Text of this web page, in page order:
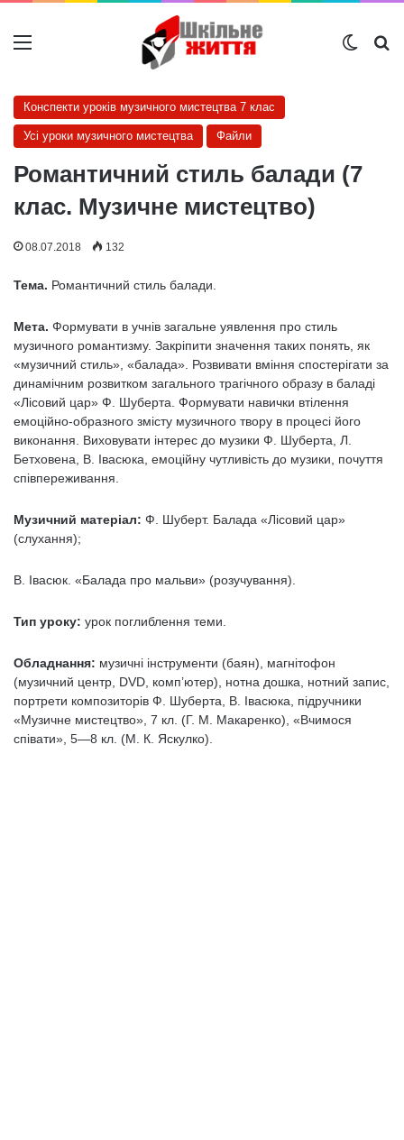
Меню
Конспекти уроків музичного мистецтва 7 клас
Усі уроки музичного мистецтва Файли
Романтичний стиль балади (7
клас. Музичне мистецтво)
08.07.2018 132
Тема. Романтичний стиль балади.
Мета. Формувати в учнів загальне уявлення про стиль
музичного романтизму. Закріпити значення та­ких понять, як
«музичний стиль», «балада». Роз­вивати вміння спостерігати за
динамічним роз­витком загального трагічного образу в баладі
«Лісовий цар» Ф. Шуберта. Формувати навички втілення
емоційно-образного змісту музичного твору в процесі його
виконання. Виховувати ін­терес до музики Ф. Шуберта, Л.
Бетховена, В. Івасюка, емоційну чутливість до музики, почуття
співпереживання.
Музичний матеріал: Ф. Шуберт. Балада «Лісовий цар»
(слухання);
В. Івасюк. «Балада про мальви» (розучування).
Тип уроку: урок поглиблення теми.
Обладнання: музичні інструменти (баян), магнітофон
(музичний центр, DVD, комп’ютер), нотна дошка, нотний запис,
портрети композиторів Ф. Шуберта, В. Івасюка, підручни­ки
«Музичне мистецтво», 7 кл. (Г. М. Макаренкo), «Вчимося
співати», 5—8 кл. (М. К. Яскулко).